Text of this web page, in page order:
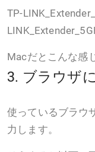
TP-
Macだとこんな感
3. ブラウザ
使っているブラウ
力します。